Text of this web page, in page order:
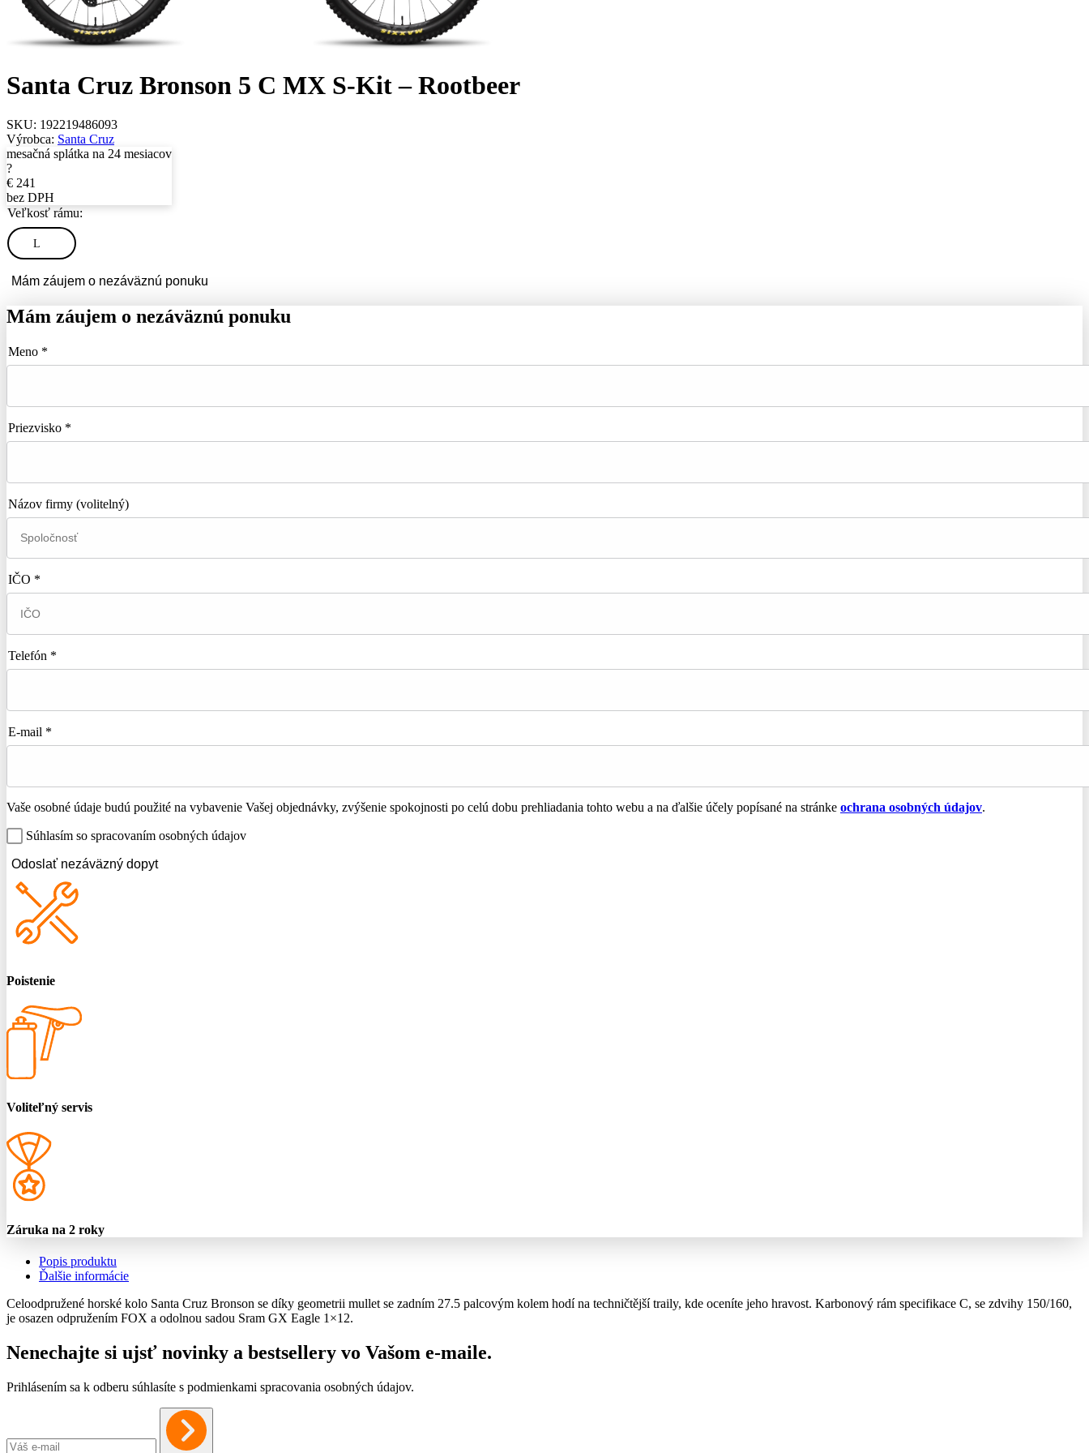
Santa Cruz Bronson 5 C MX S-Kit – Rootbeer
SKU: 192219486093
Výrobca: Santa Cruz
mesačná splátka na 24 mesiacov
?
€ 241
bez DPH
Veľkosť rámu:
L
Mám záujem o nezáväznú ponuku
Mám záujem o nezáväznú ponuku
Meno *
Priezvisko *
Názov firmy (volitelný)
IČO *
Telefón *
E-mail *
Vaše osobné údaje budú použité na vybavenie Vašej objednávky, zvýšenie spokojnosti po celú dobu prehliadania tohto webu a na ďalšie účely popísané na stránke ochrana osobných údajov.
Súhlasím so spracovaním osobných údajov
Odoslať nezáväzný dopyt
Poistenie
Voliteľný servis
Záruka na 2 roky
Popis produktu
Ďalšie informácie
Celoodpružené horské kolo Santa Cruz Bronson se díky geometrii mullet se zadním 27.5 palcovým kolem hodí na techničtější traily, kde oceníte jeho hravost. Karbonový rám specifikace C, se zdvihy 150/160,
je osazen odpružením FOX a odolnou sadou Sram GX Eagle 1×12.
Nenechajte si ujsť novinky a bestsellery vo Vašom e-maile.
Prihlásením sa k odberu súhlasíte s podmienkami spracovania osobných údajov.